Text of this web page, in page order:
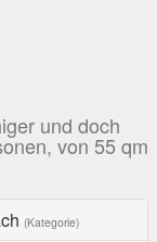
und doch
von 55 qm
(Kategorie)